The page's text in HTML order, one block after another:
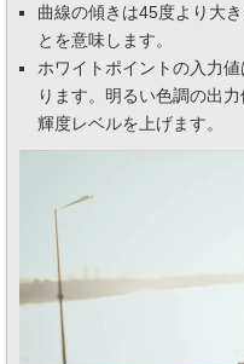
曲線の傾きは45度より大
とを意味します。
ホワイトポイントの入力
ります。明るい色調の出
輝度レベルを上げます。